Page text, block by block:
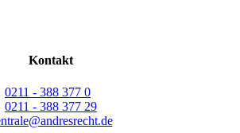
Kontakt
0211 - 388 377 0
0211 - 388 377 29